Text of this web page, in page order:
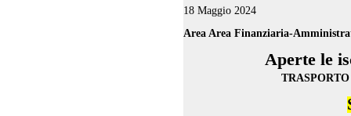
18 Maggio 2024
Area Area Finanziaria-
Aperte le